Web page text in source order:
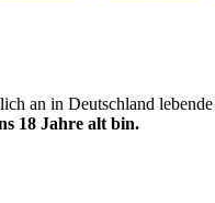
an in Deutschland
18 Jahre alt bin.